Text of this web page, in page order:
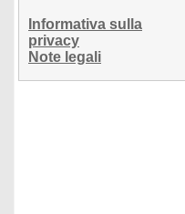
Informativa sulla
privacy
Note legali